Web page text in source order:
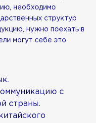
необходимо
структур
нужно поехать в
могут себе это
с
страны.